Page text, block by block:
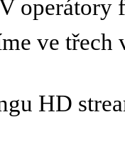
operátory
ve třech
HD